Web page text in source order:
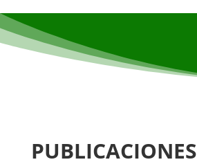
PUBLICACIONES